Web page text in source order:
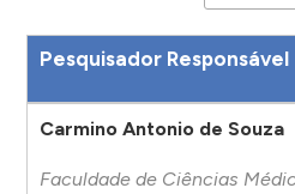
Pesquisador Responsável
Carmino Antonio de Souza
Faculdade de Ciências